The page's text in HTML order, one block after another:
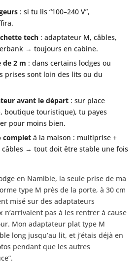
: si tu lis “100–240 V”,
tech : adaptateur M, câbles,
→ toujours en cabine.
de 2 m : dans certains lodges ou
prises sont loin des lits ou du
avant le départ : sur place
boutique touristique), tu payes
pour moins bien.
complet à la maison : multiprise +
câbles → tout doit être stable une fois
en Namibie, la seule prise de ma
type M près de la porte, à 30 cm
misé sur des adaptateurs
n’arrivaient pas à les rentrer à cause
Mon adaptateur plat type M
long jusqu’au lit, et j’étais déjà en
pendant que les autres